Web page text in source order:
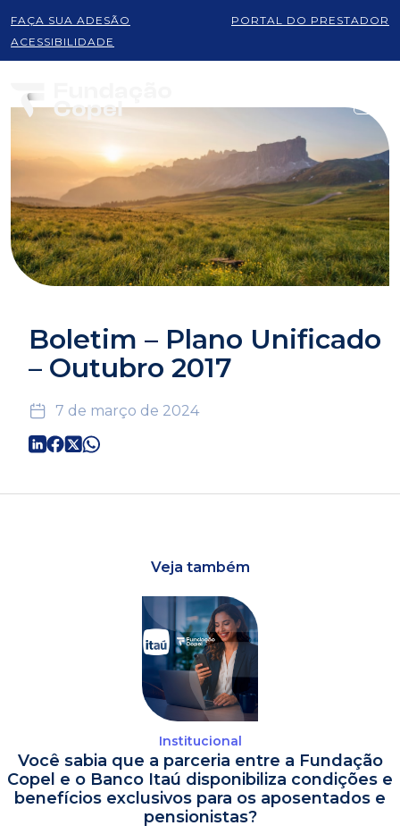
FAÇA SUA ADESÃO
PORTAL DO PRESTADOR
ACESSIBILIDADE
Boletim – Plano Unificado
– Outubro 2017
7 de março de 2024
Veja também
Institucional
Você sabia que a parceria entre a Fundação
Copel e o Banco Itaú disponibiliza condições e
benefícios exclusivos para os aposentados e
pensionistas?